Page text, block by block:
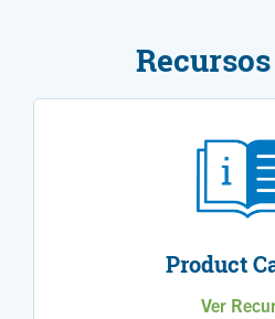
Product
Ver